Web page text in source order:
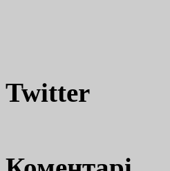
Twitter